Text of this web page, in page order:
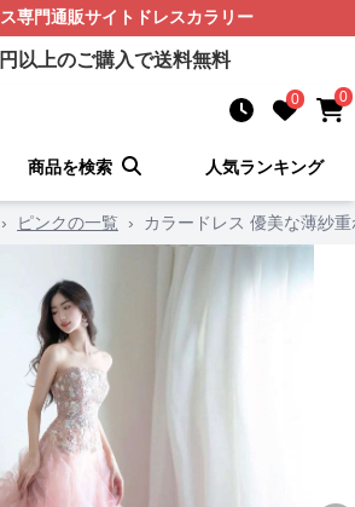
専門通販サイト ドレスカラリー
以上のご購入で送料無料
0 0
商品を検索 人気ランキング
› ピンクの一覧 › カラードレス 優美な薄紗